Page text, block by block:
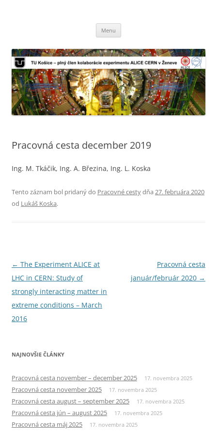
experimentu ALICE CERN v Ženeve
Menu
Pracovná cesta december 2019
Ing. M. Tkáčik, Ing. A. Březina, Ing. L. Koska
Tento záznam bol pridaný do Pracovné cestydňa 27. februára 2020
od Lukáš Koska.
Navigácia
článkami
← The Experiment ALICE at
LHC in CERN: Study of
strongly interacting matter in
extreme conditions – March
2016
Pracovná cesta
január/február 2020 →
NAJNOVŠIE ČLÁNKY
Pracovná cesta november – december 2025 17. novembra 2025
Pracovná cesta november 2025 17. novembra 2025
Pracovná cesta august – september 2025 17. novembra 2025
Pracovná cesta jún – august 2025 17. novembra 2025
Pracovná cesta máj 2025 17. novembra 2025